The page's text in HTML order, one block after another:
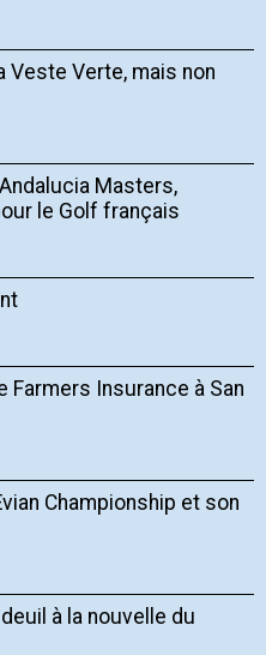
Veste Verte, mais non
Masters,
le Golf français
Farmers Insurance à San
Championship et son
à la nouvelle du